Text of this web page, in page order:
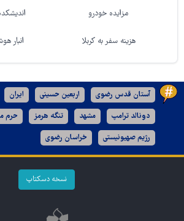
مزایده خودرو
هزینه سفر به کربلا انبار
آستان قدس رضوی اربعین حسینی ایران
دونالد ترامپ مشهد تنگه هرمز حرم
رژیم صهیونیستی خراسان رضوی
نسخه دسکتاپ